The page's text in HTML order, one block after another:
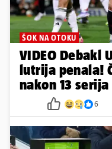
ŠOK NA OTOKU
VIDEO Debakl
lutrija penala!
nakon 13
6